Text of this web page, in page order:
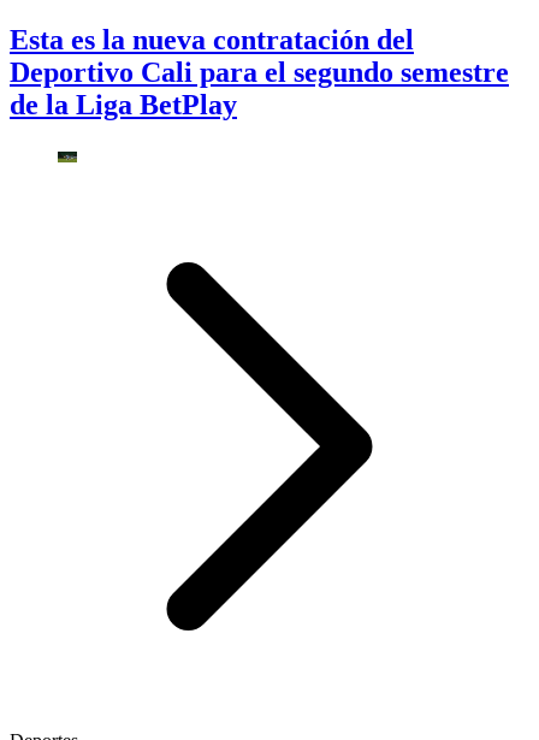
Esta es la nueva contratación del
Deportivo Cali para el segundo semestre
de la Liga BetPlay